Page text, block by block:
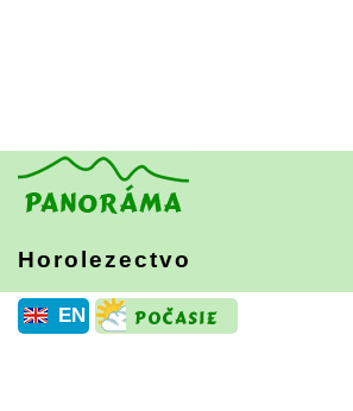
Horolezectvo
EN